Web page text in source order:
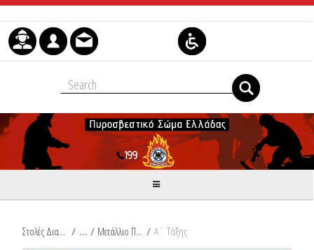
Skip to Content
Στολές Διακριτικά Είδη Ιματισμού Π.Σ. / Μετάλλιο Πυροσβεστικής Αξίας / Α΄ Τάξης